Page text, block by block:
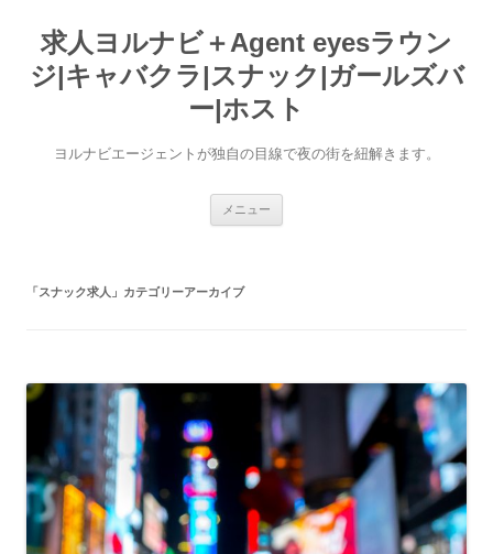
求人ヨルナビ＋Agent eyesラウン
ジ|キャバクラ|スナック|ガールズバ
ー|ホスト
ヨルナビエージェントが独自の目線で夜の街を紐解きます。
メニュー
「スナック求人 」カテゴリーアーカイブ